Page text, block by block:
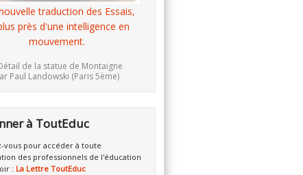
traduction des Essais,
près d'une intelligence en
mouvement.
de la statue de Montaigne
Paul Landowski (Paris 5ème)
à ToutEduc
vous pour accéder à toute
des professionnels de l'éducation
: La Lettre ToutEduc